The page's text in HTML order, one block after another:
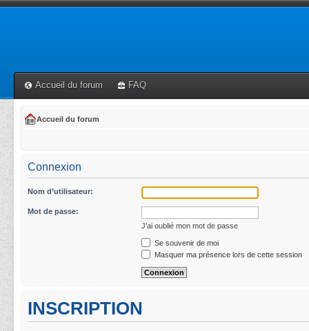
Accueil du forum FAQ
Accueil du forum
Connexion
Nom d’utilisateur:
Mot de passe:
J’ai oublié mon mot de passe
Se souvenir de moi
Masquer ma présence lors de cette session
INSCRIPTION